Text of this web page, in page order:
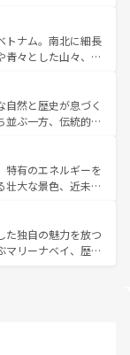
エティ豊かな料理
コンテンツ一覧を参
美を楽しむことが
のストリートフード
る。夜には、韓国な
力を心ゆくまで味
の韓国情報はコンテンツ一
トナム。南北に細長
青々とした山々、世
の古い町並みやホ
、独特の雰囲気を
豊かさとおいしさで
ーヒーなどは、ぜ
てもあたたかい人々
忘れられない旅にな
然と歴史が息づく
並ぶ一方、伝統的な
マイなどの山岳地
ットやクラビの美し
ができる。タイ料理
にも異なる楽しみ
々、仏教を中心とし
れる旅人を魅了し続
特有のエネルギーを
壮大な景色、近未来
スポットが密集し
も魅力。息をのむよ
を存分に楽しみ尽く
た独自の魅力を放つ
マリーナベイ、歴史
外せないスポット